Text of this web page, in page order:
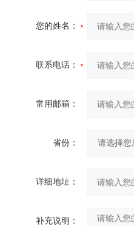
您的姓名：
联系电话：
常用邮箱：
省份：
详细地址：
补充说明：